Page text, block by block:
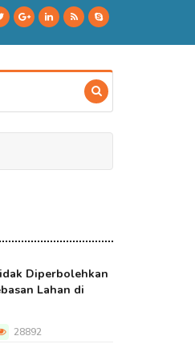
Diperbolehkan
Lahan di
28892